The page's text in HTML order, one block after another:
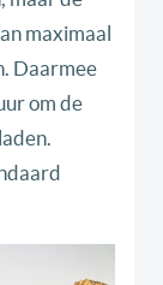
maximaal
Daarmee
om de